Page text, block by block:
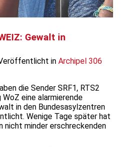
Gewalt in
in Archipel 306
die Sender SRF1, RTS2
eine alarmierende
in den Bundesasylzentren
Wenige Tage später hat
nicht minder erschreckenden